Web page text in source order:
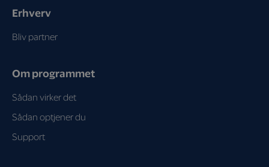
Erhverv
Bliv partner
Om programmet
Sådan virker det
Sådan optjener du
Support